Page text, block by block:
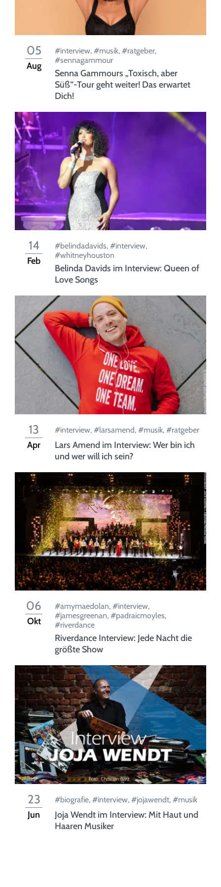
05
Aug
#interview, #musik, #ratgeber,
#sennagammour
Senna Gammours „Toxisch, aber
Süß“-Tour geht weiter! Das erwartet
Dich!
14
Feb
#belindadavids, #interview,
#whitneyhouston
Belinda Davids im Interview: Queen of
Love Songs
13
Apr
#interview, #larsamend, #musik, #ratgeber
Lars Amend im Interview: Wer bin ich
und wer will ich sein?
06
Okt
#amymaedolan, #interview,
#jamesgreenan, #padraicmoyles,
#riverdance
Riverdance Interview: Jede Nacht die
größte Show
23
Jun
#biografie, #interview, #jojawendt, #musik
Joja Wendt im Interview: Mit Haut und
Haaren Musiker